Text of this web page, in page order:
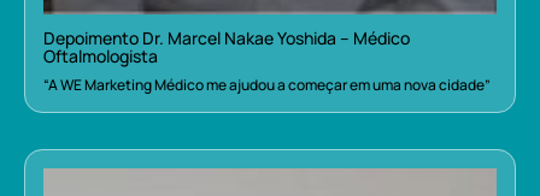
Depoimento Dr. Marcel Nakae Yoshida – Médico
Oftalmologista
“A WE Marketing Médico me ajudou a começar em uma nova cidade”